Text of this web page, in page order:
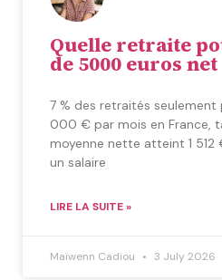
Quelle retraite
de 5000 euros net
7 % des retraités
000 € par mois en France,
moyenne nette atteint 1 512
un salaire
LIRE LA SUITE »
Maïwenn Cadiou 3 July 2026